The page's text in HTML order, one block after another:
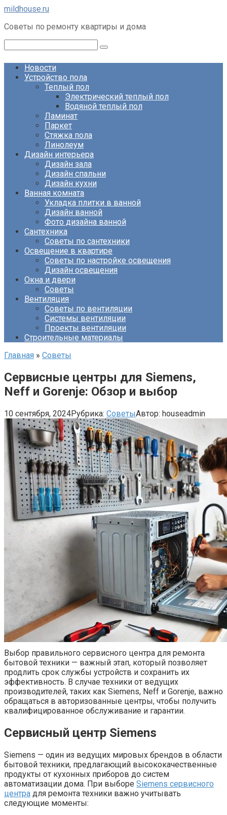
Перейти
контенту
mildhouse.ru
Советы по ремонту квартиры и дома
Новости
Устройство пола
Теплый пол
Электрический теплый пол
Водяной теплый пол
Ламинат
Паркет
Стяжка пола
Линолеум
Дизайн интерьера
Дизайн зала
Дизайн спальни
Дизайн кухни
Ванная комната
Укладка плитки в ванной
Дизайн ванной
Фото дизайна ванной
Сантехника
Советы по сантехники
Освещение в квартире
Советы по настройке освещения
Дизайн освещения
Окна и двери
Советы
Вентиляция
Советы по вентиляции
Системы вентиляции
Проекты вентиляции
Строительные материалы
Главная » Советы
Сервисные центры для Siemens,
Neff и Gorenje: Обзор и выбор
10 сентября, 2024Рубрика: СоветыАвтор: houseadmin
Выбор правильного сервисного центра для ремонта
бытовой техники — важный этап, который позволяет
продлить срок службы устройств и сохранить их
эффективность. В случае техники от ведущих
производителей, таких как Siemens, Neff и Gorenje, важно
обращаться в авторизованные центры, чтобы получить
квалифицированное обслуживание и гарантии.
Сервисный центр Siemens
Siemens — один из ведущих мировых брендов в области
бытовой техники, предлагающий высококачественные
продукты от кухонных приборов до систем
автоматизации дома. При выборе Siemens сервисного
центра для ремонта техники важно учитывать
следующие моменты: